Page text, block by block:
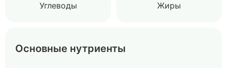
Углеводы Жиры
Основные нутриенты